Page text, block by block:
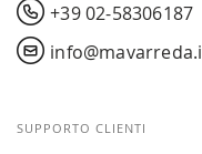
+39 02-58306187
SUPPORTO CLIENTI